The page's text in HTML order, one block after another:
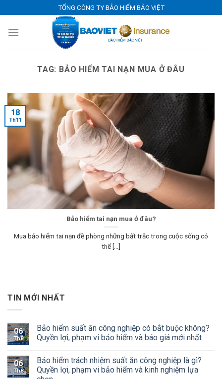
to
content
TỔNG CÔNG TY BẢO HIỂM BẢO VIỆT
TAG: BẢO HIỂM TAI NẠN MUA Ở ĐÂU
Bảo hiểm tai nạn mua ở đâu?
Mua bảo hiểm tai nạn đề phòng những bất trắc trong cuộc sống có
thể [...]
18
Th11
TIN MỚI NHẤT
06
Th8
Bảo hiểm suất ăn công nghiệp có bắt buộc không?
Quyền lợi, phạm vi bảo hiểm và báo giá mới nhất
06
Th8
Bảo hiểm trách nhiệm suất ăn công nghiệp là gì?
Quyền lợi, phạm vi bảo hiểm và kinh nghiệm lựa